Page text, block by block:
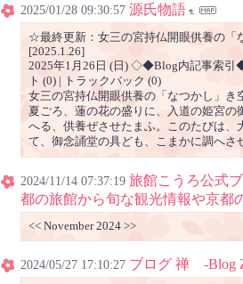
2025/01/28 09:30:57 源氏物語
☆最終更新：女三の宮持仏開眼供養の「
[2025.1.26]
2025年1月26日 (日) ◇◆Blog内記事索引
ト (0) | トラックバック (0)
女三の宮持仏開眼供養の「なつかし」き
夏ごろ、蓮の花の盛りに、入道の姫宮の
へる、供養ぜさせたまふ。このたびは、
て、御念誦堂の具ども、こまかに調へさ
2024/11/14 07:37:19 旅館こうろ公式
都の旅館から旬な観光情報や京都
<< November 2024 >>
2024/05/27 17:10:27 ブログ 禅 -Blog